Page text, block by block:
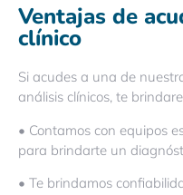
Ventajas de
clínico
Si acudes a una de
análisis clínicos, te
• Contamos con equipos
para brindarte un
• Te brindamos